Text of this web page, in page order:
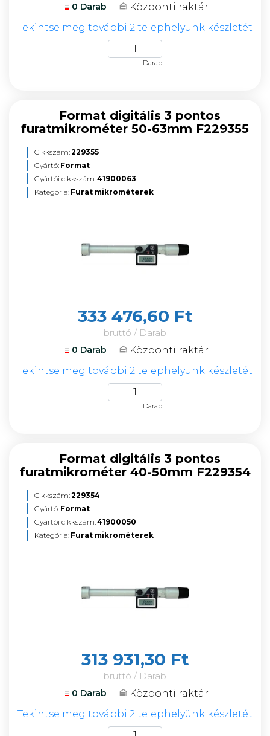
0 Darab
Központi raktár
Tekintse meg további 2 telephelyünk készletét
Darab
Format digitális 3 pontos
furatmikrométer 50-63mm F229355
Cikkszám:229355
Gyártó: Format
Gyártói cikkszám:41900063
Kategória: Furat mikrométerek
333 476,60 Ft
bruttó / Darab
0 Darab
Központi raktár
Tekintse meg további 2 telephelyünk készletét
Darab
Format digitális 3 pontos
furatmikrométer 40-50mm F229354
Cikkszám:229354
Gyártó: Format
Gyártói cikkszám:41900050
Kategória: Furat mikrométerek
313 931,30 Ft
bruttó / Darab
0 Darab
Központi raktár
Tekintse meg további 2 telephelyünk készletét